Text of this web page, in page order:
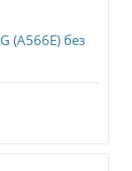
(A566E) без